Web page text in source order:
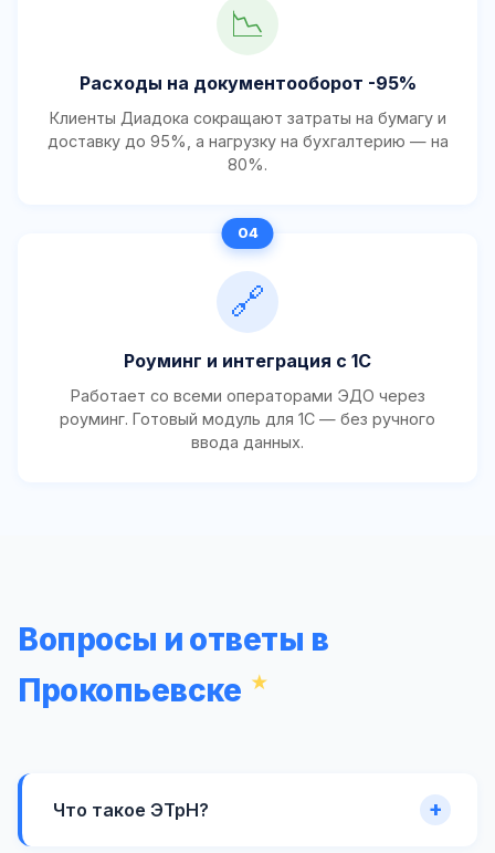
📉
Расходы на документооборот -95%
Клиенты Диадока сокращают затраты на бумагу и
доставку до 95%, а нагрузку на бухгалтерию — на
80%.
🔗
Роуминг и интеграция с 1С
Работает со всеми операторами ЭДО через
роуминг. Готовый модуль для 1С — без ручного
ввода данных.
Вопросы и ответы в
Прокопьевске
Что такое ЭТрН?